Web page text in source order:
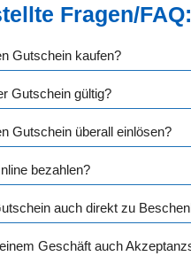
Fragen/FAQ:
Gutschein kaufen?
Gutschein gültig?
Gutschein überall einlösen?
bezahlen?